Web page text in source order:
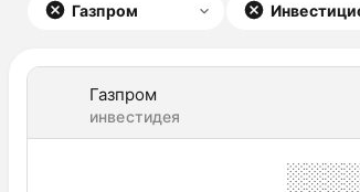
Газпром
Газпром
инвестидея